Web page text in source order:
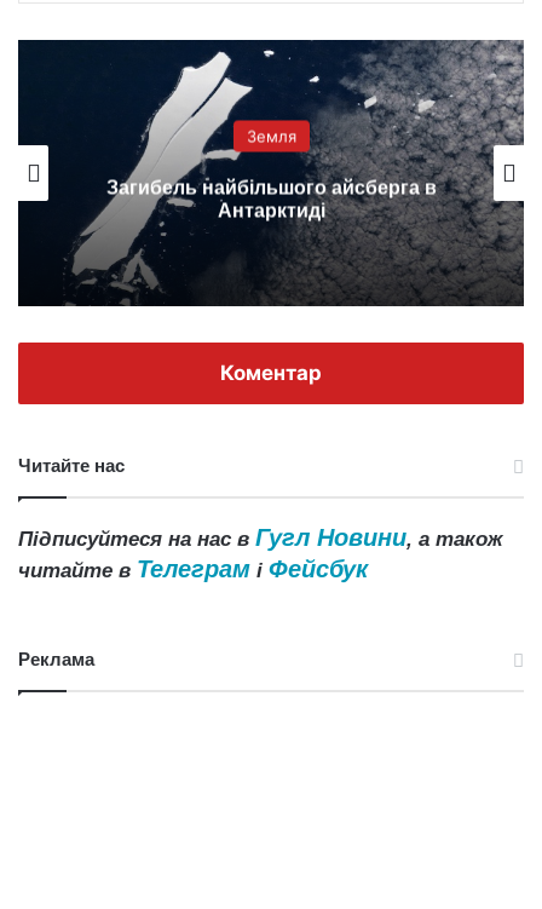
Земля
Загибель найбільшого айсберга в
Антарктиді
Коментар
Читайте нас
Підписуйтеся на нас в Гугл Новини, а також
читайте в Телеграм і Фейсбук
Реклама